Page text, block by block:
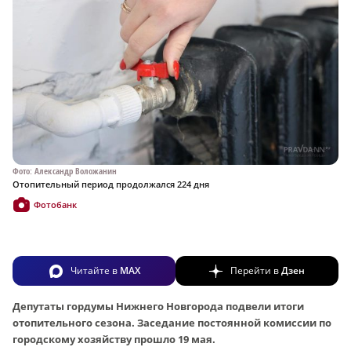
Фото: Александр Воложанин
Отопительный период продолжался 224 дня
Фотобанк
Читайте в MAX Перейти вДзен
Депутаты гордумы Нижнего Новгорода подвели итоги
отопительного сезона. Заседание постоянной комиссии по
городскому хозяйству прошло 19 мая.